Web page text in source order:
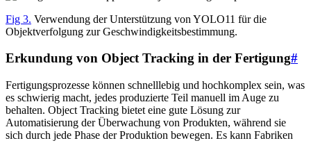
Fig 3. Verwendung der Unterstützung von YOLO11 für die
Objektverfolgung zur Geschwindigkeitsbestimmung.
Erkundung von Object Tracking in der Fertigung#
Fertigungsprozesse können schnelllebig und hochkomplex sein, was
es schwierig macht, jedes produzierte Teil manuell im Auge zu
behalten. Object Tracking bietet eine gute Lösung zur
Automatisierung der Überwachung von Produkten, während sie
sich durch jede Phase der Produktion bewegen. Es kann Fabriken